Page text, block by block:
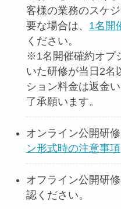
客様の業務のスケ
要な場合は、 1名開
ください。
※1名開催確約オプ
いた研修が当⽇2名
ション料⾦は返⾦
了承願います。
オンライン公開研
ン形式時の注意事項
オフライン公開研修
認ください。